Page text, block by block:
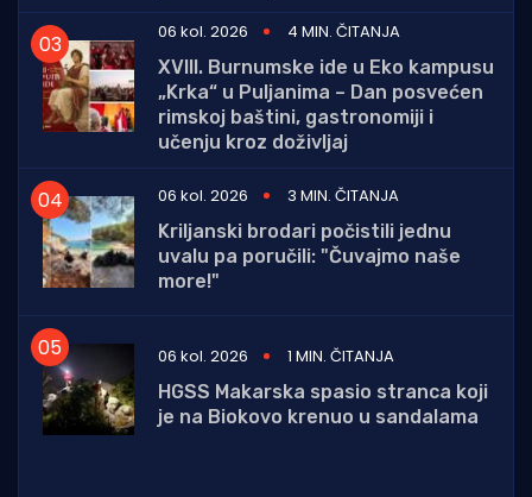
06 kol. 2026
4 MIN. ČITANJA
XVIII. Burnumske ide u Eko kampusu
„Krka“ u Puljanima – Dan posvećen
rimskoj baštini, gastronomiji i
učenju kroz doživljaj
06 kol. 2026
3 MIN. ČITANJA
Kriljanski brodari počistili jednu
uvalu pa poručili: "Čuvajmo naše
more!"
06 kol. 2026
1 MIN. ČITANJA
HGSS Makarska spasio stranca koji
je na Biokovo krenuo u sandalama